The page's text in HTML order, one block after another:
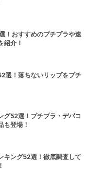
！おすすめのプチプラや速
紹介！
選！落ちないリップをプチ
グ52選！プチプラ・デパコ
も登場！
キング52選！徹底調査して